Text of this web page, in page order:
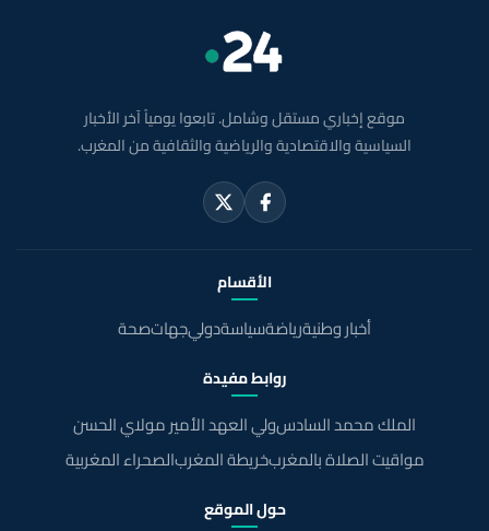
موقع إخباري مستقل وشامل. تابعوا يومياً آخر الأخبار
السياسية والاقتصادية والرياضية والثقافية من المغرب.
الأقسام
أخبار وطنيةرياضةسياسةدوليجهاتصحة
روابط مفيدة
الملك محمد السادسولي العهد الأمير مولاي الحسن
مواقيت الصلاة بالمغربخريطة المغربالصحراء المغربية
حول الموقع